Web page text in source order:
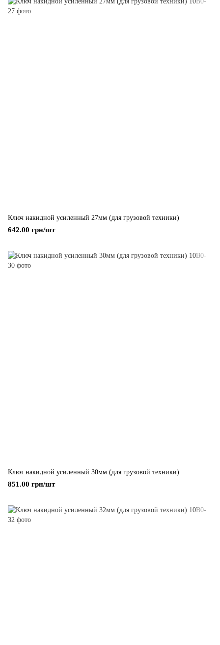
Ключ накидной усиленный 27мм (для грузовой техники)
642.00 грн/шт
Ключ накидной усиленный 30мм (для грузовой техники)
851.00 грн/шт